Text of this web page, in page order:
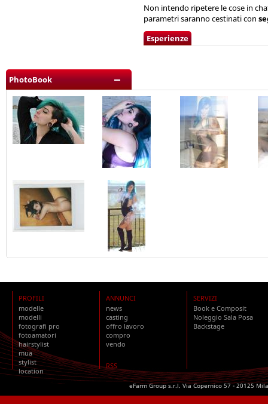
Non intendo ripetere le cose in
parametri saranno cestinati con
Esperienze
PhotoBook
PROFILI
modelle
modelli
fotografi pro
fotoamatori
hairstylist
mua
stylist
location
ANNUNCI
news
casting
offro lavoro
compro
vendo
RSS
SERVIZI
Book e Composit
Noleggio Sala Posa
Backstage
eFarm Group s.r.l. Via Copernico 57 - 20125